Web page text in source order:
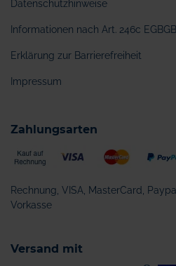
Datenschutzhinweise
Informationen nach Art. 246c EGBGB
Erklärung zur Barrierefreiheit
Impressum
Zahlungsarten
Rechnung, VISA, MasterCard,
Vorkasse
Versand mit